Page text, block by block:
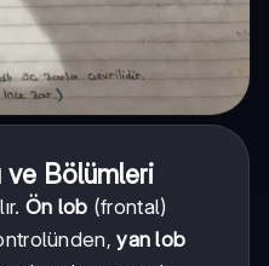
ve Bölümleri
Ön lob (frontal)
yan lob